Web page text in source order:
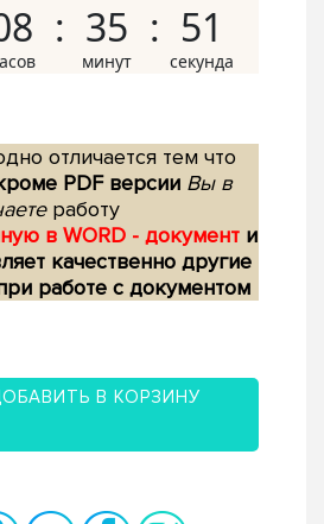
35 50
отличается тем что
PDF версии Вы в
работу
в WORD - документ и
качественно другие
работе с документом
В КОРЗИНУ